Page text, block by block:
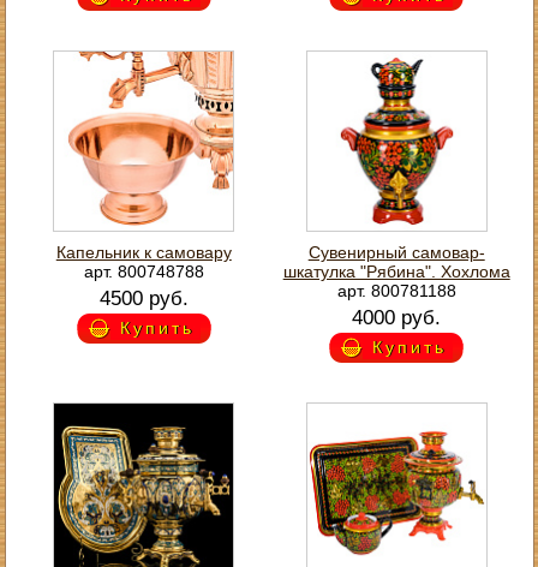
Капельник к самовару
арт. 800748788
4500 руб.
Купить
Сувенирный самовар-
шкатулка "Рябина". Хохлома
арт. 800781188
4000 руб.
Купить